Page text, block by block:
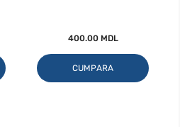
400.00 MDL
CUMPARA